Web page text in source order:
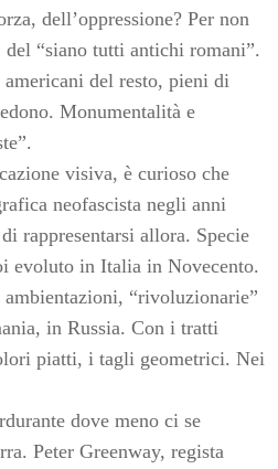
dell’oppressione? Per non
“siano tutti antichi romani”.
del resto, pieni di
Monumentalità e
visiva, è curioso che
neofascista negli anni
rappresentarsi allora. Specie
evoluto in Italia in Novecento.
“rivoluzionarie”
in Russia. Con i tratti
piatti, i tagli geometrici. Nei
dove meno ci se
Peter Greenway, regista